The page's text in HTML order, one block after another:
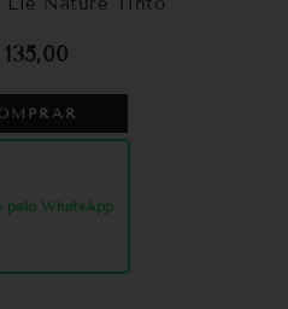
pelo WhatsApp